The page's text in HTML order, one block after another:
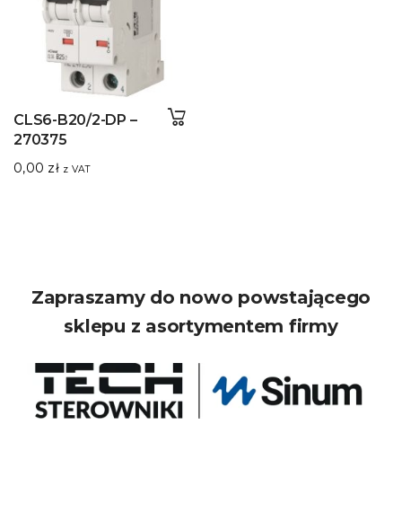
CLS6-B20/2-DP –
270375
0,00 zł z VAT
Zapraszamy do nowo powstającego
sklepu z asortymentem firmy